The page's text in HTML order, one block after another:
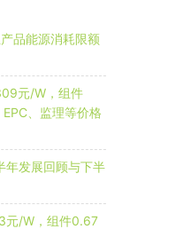
品能源消耗限额
元/W，组件
、监理等价格
年发展回顾与下半
元/W，组件0.67